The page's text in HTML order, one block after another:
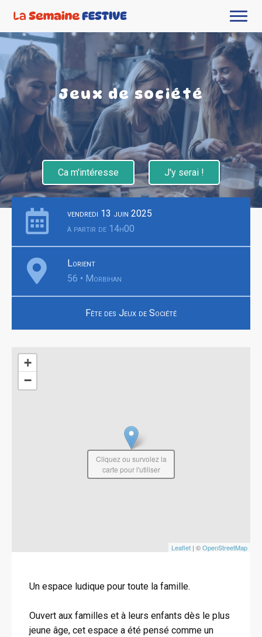
Jeux de société
Ca m'intéresse J'y serai !
vendredi 13 juin 2025
à partir de 14h00
Lorient
56 • Morbihan
Fête des Jeux de Société
+
−
Leaflet | ©OpenStreetMap
Cliquez ou survolez la
carte pour l'utiliser
Un espace ludique pour toute la famille.
Ouvert aux familles et à leurs enfants dès le plus
jeune âge, cet espace a été pensé comme un